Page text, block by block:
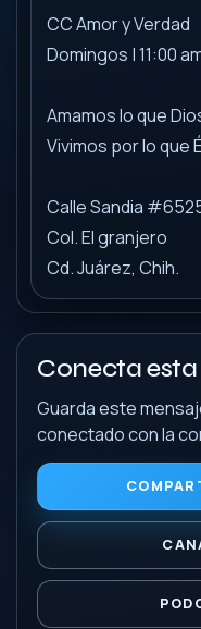
CC Amor y Verdad
Domingos | 11:00
Amamos lo que
Vivimos por lo que
Calle Sandia
Col. El granjero
Cd. Juárez, Chih.
Conecta
Guarda este
conectado con la